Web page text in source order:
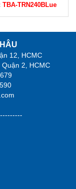
TBA-TRN240BLue
12, HCMC
2, HCMC